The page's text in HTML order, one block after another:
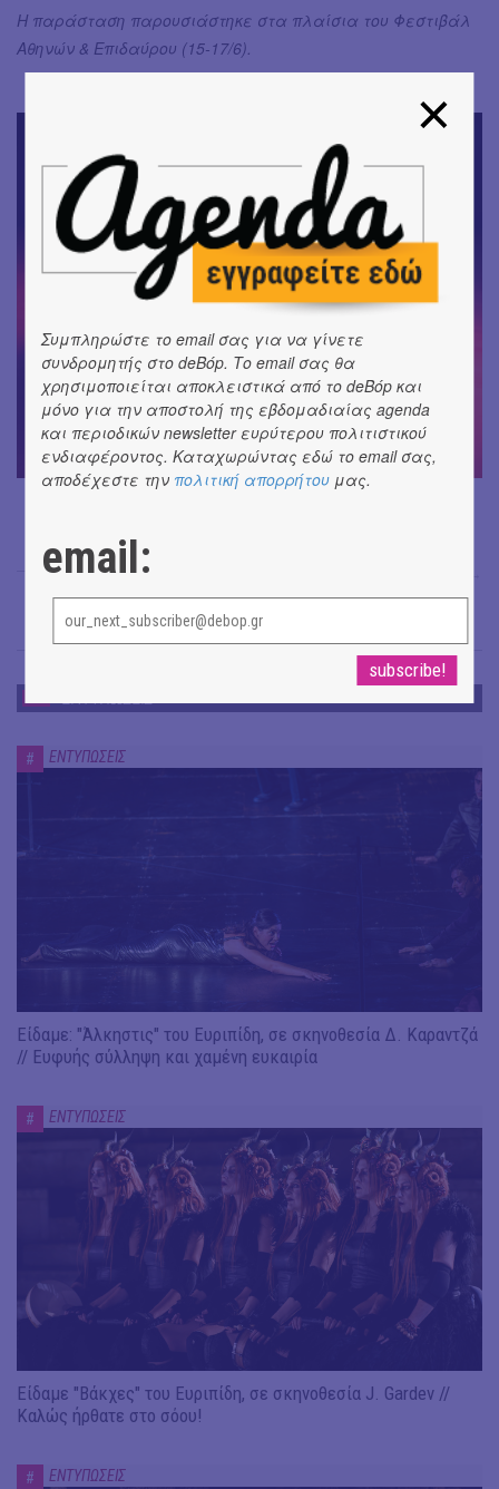
Η παράσταση παρουσιάστηκε στα πλαίσια του Φεστιβάλ
Αθηνών & Επιδαύρου (15-17/6).
# ΕΝΤΥΠΩΣΕΙΣ
Είδαμε: "Άλκηστις" του Ευριπίδη, σε σκηνοθεσία Δ. Καραντζά
// Ευφυής σύλληψη και χαμένη ευκαιρία
# ΕΝΤΥΠΩΣΕΙΣ
Είδαμε "Βάκχες" του Ευριπίδη, σε σκηνοθεσία J. Gardev //
Καλώς ήρθατε στο σόου!
# ΕΝΤΥΠΩΣΕΙΣ
Συμπληρώστε το email σας για να γίνετε
συνδρομητής στο deBόp. Το email σας θα
χρησιμοποιείται αποκλειστικά από το deBόp και
μόνο για την αποστολή της εβδομαδιαίας agenda
και περιοδικών newsletter ευρύτερου πολιτιστικού
ενδιαφέροντος. Καταχωρώντας εδώ το email σας,
αποδέχεστε την πολιτική απορρήτου μας.
email: